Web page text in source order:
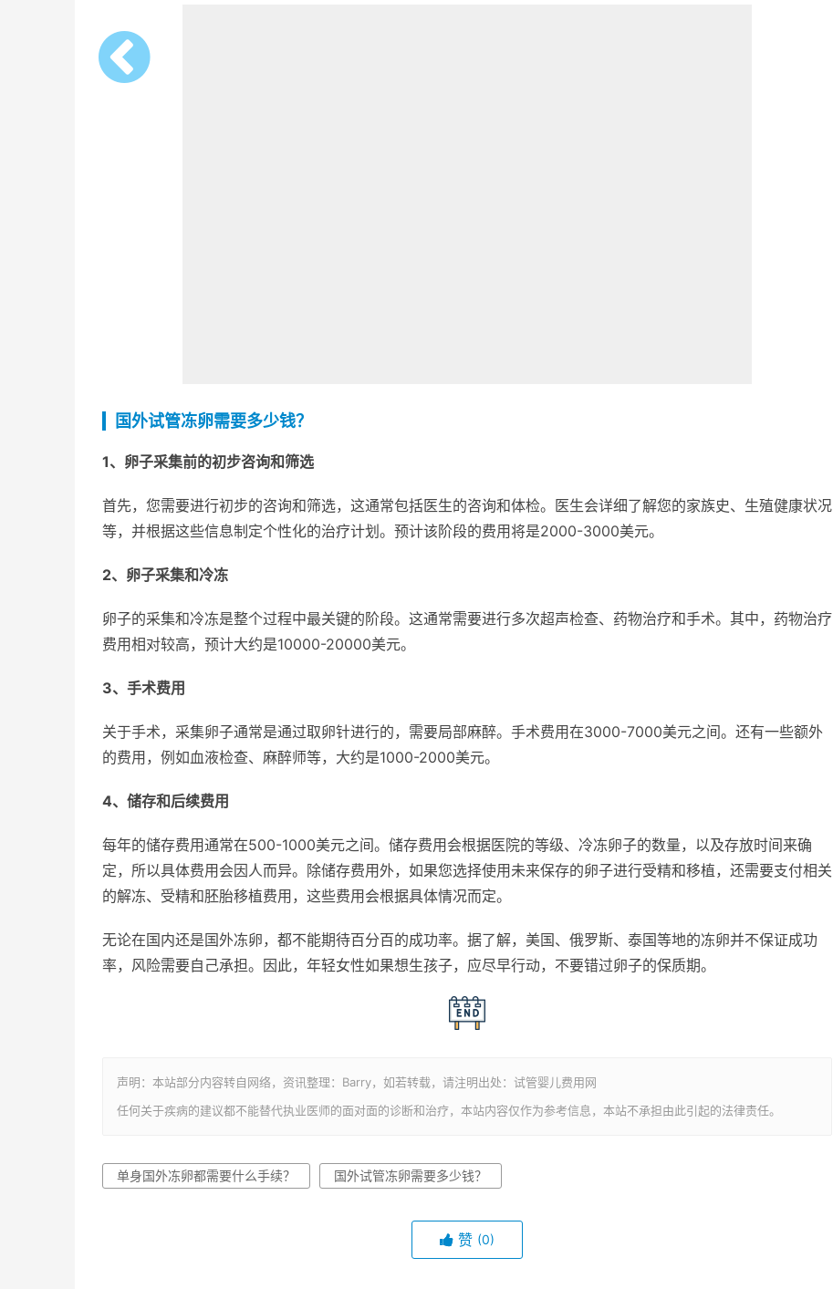
国外试管冻卵需要多少钱？
1、 卵子采集前的初步咨询和筛选
首先，您需要进行初步的咨询和筛选，这通常包括医生的咨询和体检。医生会详细了解您的家族史、生殖健康状况
等，并根据这些信息制定个性化的治疗计划。预计该阶段的费用将是2000-3000美元。
2、 卵子采集和冷冻
卵子的采集和冷冻是整个过程中最关键的阶段。这通常需要进行多次超声检查、药物治疗和手术。其中，药物治疗
费用相对较高，预计大约是10000-20000美元。
3、 手术费用
关于手术，采集卵子通常是通过取卵针进行的，需要局部麻醉。手术费用在3000-7000美元之间。还有一些额外
的费用，例如血液检查、麻醉师等，大约是1000-2000美元。
4、 储存和后续费用
每年的储存费用通常在500-1000美元之间。储存费用会根据医院的等级、冷冻卵子的数量，以及存放时间来确
定，所以具体费用会因人而异。除储存费用外，如果您选择使用未来保存的卵子进行受精和移植，还需要支付相关
的解冻、受精和胚胎移植费用，这些费用会根据具体情况而定。
无论在国内还是国外冻卵，都不能期待百分百的成功率。据了解，美国、俄罗斯、泰国等地的冻卵并不保证成功
率，风险需要自己承担。因此，年轻女性如果想生孩子，应尽早行动，不要错过卵子的保质期。
声明：本站部分内容转自网络，资讯整理：Barry，如若转载，请注明出处：试管婴儿费用网
任何关于疾病的建议都不能替代执业医师的面对面的诊断和治疗，本站内容仅作为参考信息，本站不承担由此引起的法律责任。
单身国外冻卵都需要什么手续？ 国外试管冻卵需要多少钱？
赞 (0)